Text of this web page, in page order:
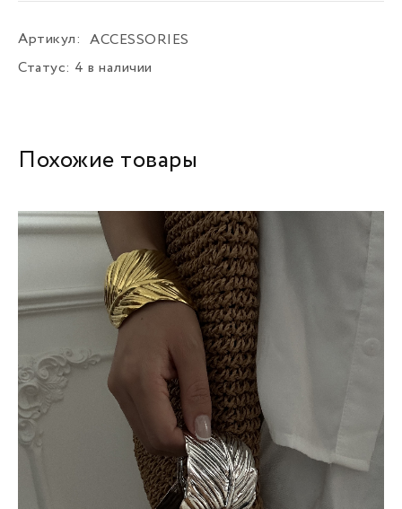
Артикул:
ACCESSORIES
Статус: 4 в наличии
Похожие товары